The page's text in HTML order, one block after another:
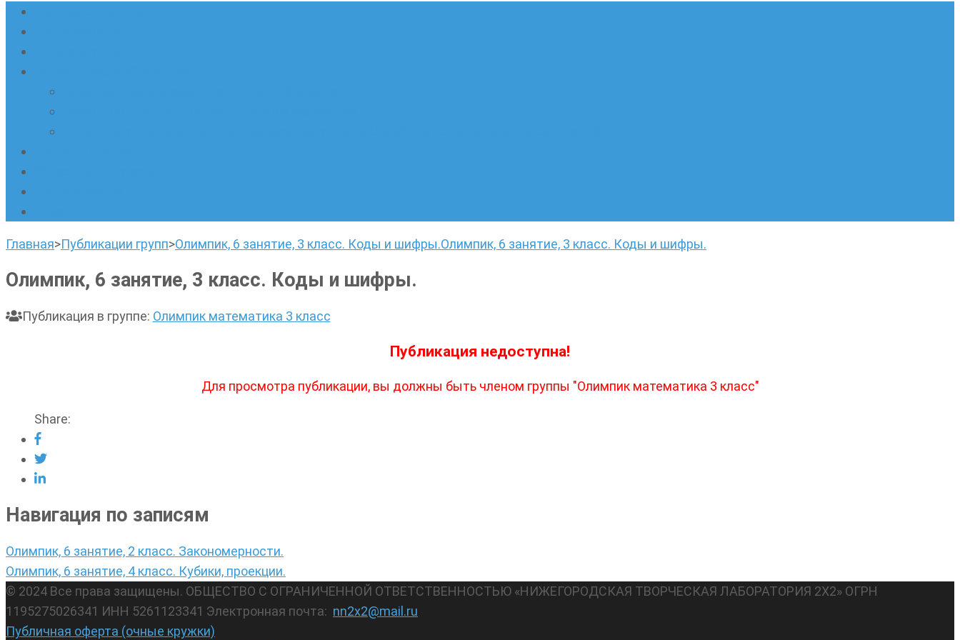
Главная>Публикации групп>Олимпик, 6 занятие, 3 класс. Коды и шифры.Олимпик, 6 занятие, 3 класс. Коды и шифры.
Олимпик, 6 занятие, 3 класс. Коды и шифры.
Публикация в группе: Олимпик математика 3 класс
Публикация недоступна!
Для просмотра публикации, вы должны быть членом группы "Олимпик математика 3 класс"
Share:
Навигация по записям
Олимпик, 6 занятие, 2 класс. Закономерности.
Олимпик, 6 занятие, 4 класс. Кубики, проекции.
© 2024 Все права защищены. ОБЩЕСТВО С ОГРАНИЧЕННОЙ ОТВЕТСТВЕННОСТЬЮ «НИЖЕГОРОДСКАЯ ТВОРЧЕСКАЯ ЛАБОРАТОРИЯ 2Х2» ОГРН
1195275026341 ИНН 5261123341 Электронная почта: nn2x2@mail.ru
Публичная оферта (очные кружки)